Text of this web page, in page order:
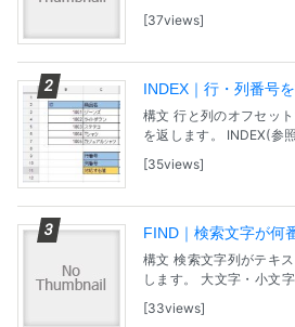
けるか、または
37views
INDEX｜行・列番号
構文 行と列のオフセッ
を返します。 INDEX(参
す。 列：オフセット列数
35views
FIND｜検索文字が何
構文 検索文字列がテキ
します。 大文字・小文
する文字列。 検索対象の
33views